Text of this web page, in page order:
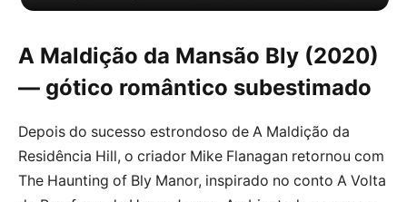
A Maldição da Mansão Bly (2020)
— gótico romântico subestimado
Depois do sucesso estrondoso de A Maldição da
Residência Hill, o criador Mike Flanagan retornou com
The Haunting of Bly Manor, inspirado no conto A Volta